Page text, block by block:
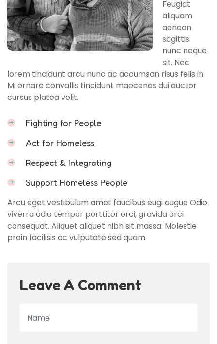
Feugiat
aliquam
aenean
sagittis
nunc neque
sit. Nec
lorem tincidunt arcu nunc ac accumsan risus felis in.
Mi ornare convallis tincidunt maecenas dui auctor
cursus platea velit.
Fighting for People
Act for Homeless
Respect & Integrating
Support Homeless People
Arcu eget vestibulum amet faucibus eugi augue Odio
viverra odio tempor porttitor orci, gravida orci
consequat. Aliquet aliquet nibh sit massa. Molestie
proin facilisis ac vulputate sed quam.
Leave A Comment